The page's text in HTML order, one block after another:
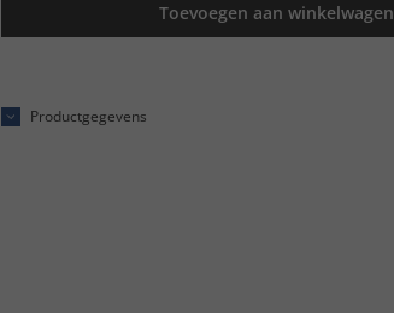
Toevoegen aan winkelwagen
Productgegevens